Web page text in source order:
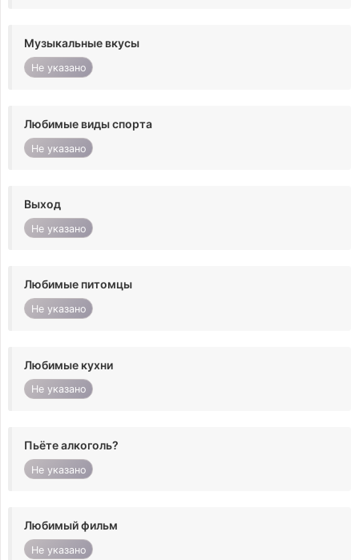
Музыкальные вкусы
Не указано
Любимые виды спорта
Не указано
Выход
Не указано
Любимые питомцы
Не указано
Любимые кухни
Не указано
Пьёте алкоголь?
Не указано
Любимый фильм
Не указано